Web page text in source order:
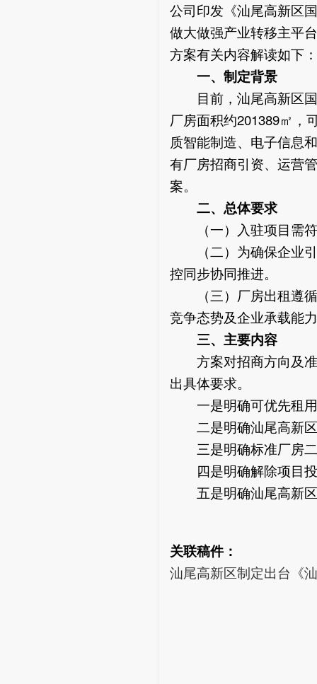
公司印发《汕尾高新区
做大做强产业转移主平
方案有关内容解读如下：
一、制定背景
目前，汕尾高新区国
厂房面积约201389㎡，
质智能制造、电子信息
有厂房招商引资、运营
案。
二、总体要求
（一）入驻项目需符
（二）为确保企业引
控同步协同推进。
（三）厂房出租遵循
竞争态势及企业承载能
三、主要内容
方案对招商方向及准
出具体要求。
一是明确可优先租用
二是明确汕尾高新区
三是明确标准厂房二
四是明确解除项目投
五是明确汕尾高新区
关联稿件：
汕尾高新区制定出台《